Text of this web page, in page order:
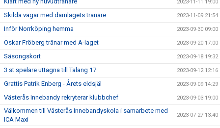
2023-11-11 19:00
Skilda vägar med damlagets tränare 2023-11-09 21:54
Inför Norrköping hemma 2023-09-30 09:00
Oskar Fröberg tränar med A-laget 2023-09-20 17:00
Säsongskort 2023-09-18 19:32
3 st spelare uttagna till Talang 17 2023-09-12 12:16
Grattis Patrik Enberg - Årets eldsjäl 2023-09-09 14:29
Västerås Innebandy rekryterar klubbchef 2023-09-03 19:00
Välkommen till Västerås Innebandyskola i samarbete med
ICA Maxi
2023-07-27 13:40